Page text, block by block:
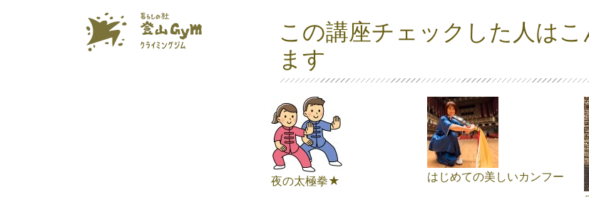
この講座チェックした人は
ます
夜の太極拳★
はじめての美しいカンフー